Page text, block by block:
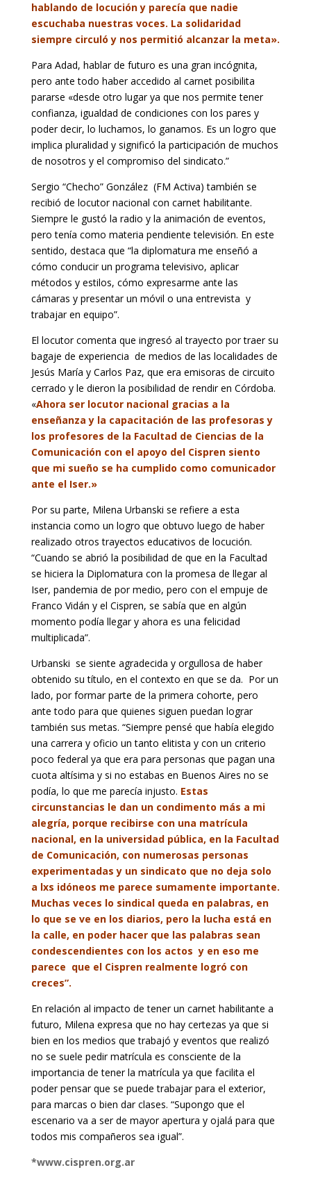
hablando de locución y parecía que nadie
escuchaba nuestras voces. La solidaridad
siempre circuló y nos permitió alcanzar la meta».
Para Adad, hablar de futuro es una gran incógnita,
pero ante todo haber accedido al carnet posibilita
pararse «desde otro lugar ya que nos permite tener
confianza, igualdad de condiciones con los pares y
poder decir, lo luchamos, lo ganamos. Es un logro que
implica pluralidad y significó la participación de muchos
de nosotros y el compromiso del sindicato.”
Sergio “Checho” González (FM Activa) también se
recibió de locutor nacional con carnet habilitante.
Siempre le gustó la radio y la animación de eventos,
pero tenía como materia pendiente televisión. En este
sentido, destaca que “la diplomatura me enseñó a
cómo conducir un programa televisivo, aplicar
métodos y estilos, cómo expresarme ante las
cámaras y presentar un móvil o una entrevista y
trabajar en equipo”.
El locutor comenta que ingresó al trayecto por traer su
bagaje de experiencia de medios de las localidades de
Jesús María y Carlos Paz, que era emisoras de circuito
cerrado y le dieron la posibilidad de rendir en Córdoba.
«Ahora ser locutor nacional gracias a la
enseñanza y la capacitación de las profesoras y
los profesores de la Facultad de Ciencias de la
Comunicación con el apoyo del Cispren siento
que mi sueño se ha cumplido como comunicador
ante el Iser.»
Por su parte, Milena Urbanski se refiere a esta
instancia como un logro que obtuvo luego de haber
realizado otros trayectos educativos de locución.
“Cuando se abrió la posibilidad de que en la Facultad
se hiciera la Diplomatura con la promesa de llegar al
Iser, pandemia de por medio, pero con el empuje de
Franco Vidán y el Cispren, se sabía que en algún
momento podía llegar y ahora es una felicidad
multiplicada”.
Urbanski se siente agradecida y orgullosa de haber
obtenido su título, en el contexto en que se da. Por un
lado, por formar parte de la primera cohorte, pero
ante todo para que quienes siguen puedan lograr
también sus metas. “Siempre pensé que había elegido
una carrera y oficio un tanto elitista y con un criterio
poco federal ya que era para personas que pagan una
cuota altísima y si no estabas en Buenos Aires no se
podía, lo que me parecía injusto. Estas
circunstancias le dan un condimento más a mi
alegría, porque recibirse con una matrícula
nacional, en la universidad pública, en la Facultad
de Comunicación, con numerosas personas
experimentadas y un sindicato que no deja solo
a lxs idóneos me parece sumamente importante.
Muchas veces lo sindical queda en palabras, en
lo que se ve en los diarios, pero la lucha está en
la calle, en poder hacer que las palabras sean
condescendientes con los actos y en eso me
parece que el Cispren realmente logró con
creces”.
En relación al impacto de tener un carnet habilitante a
futuro, Milena expresa que no hay certezas ya que si
bien en los medios que trabajó y eventos que realizó
no se suele pedir matrícula es consciente de la
importancia de tener la matrícula ya que facilita el
poder pensar que se puede trabajar para el exterior,
para marcas o bien dar clases. “Supongo que el
escenario va a ser de mayor apertura y ojalá para que
todos mis compañeros sea igual”.
*www.cispren.org.ar